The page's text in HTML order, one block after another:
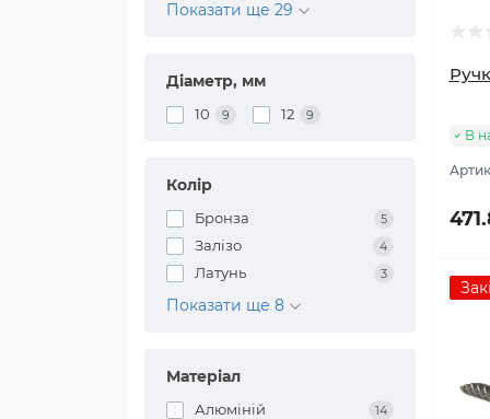
Показати ще 29
Діаметр, мм
10 9 12 9
Колір
Бронза 5
Залізо 4
Латунь 3
Показати ще 8
Матеріал
Алюміній 14
В